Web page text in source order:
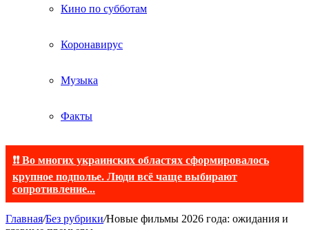
Кино по субботам
Коронавирус
Музыка
Факты
❗❗ Во многих украинских областях сформировалось
крупное подполье. Люди всё чаще выбирают
сопротивление...
Главная/Без рубрики/Новые фильмы 2026 года: ожидания и